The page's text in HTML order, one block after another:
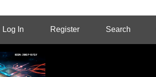
Log In Register Search